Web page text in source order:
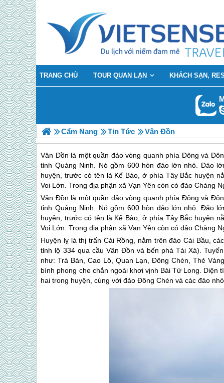
TRANG CHỦ TOUR QUAN LẠN KHÁCH SẠN,
Cẩm Nang Tin Tức Vân Đồn
Vân Đồn là một quần đảo vòng quanh phía Đông và
tỉnh Quảng Ninh. Nó gồm 600 hòn đảo lớn nhỏ. Đảo
huyện, trước có tên là Kế Bào, ở phía Tây Bắc huyện
Voi Lớn. Trong địa phận xã Vạn Yên còn có đảo Chàng
Vân Đồn là một quần đảo vòng quanh phía Đông và
tỉnh Quảng Ninh. Nó gồm 600 hòn đảo lớn nhỏ. Đảo
huyện, trước có tên là Kế Bào, ở phía Tây Bắc huyện
Voi Lớn. Trong địa phận xã Vạn Yên còn có đảo Chàng
Huyện lỵ là thị trấn Cái Rồng, nằm trên đảo Cái Bầu,
tỉnh lộ 334 qua cầu Vân Đồn và bến phà Tài Xá).
như: Trà Bàn, Cao Lô, Quan Lạn, Đông Chén, Thẻ
bình phong che chắn ngoài khơi vịnh Bái Tử Long. Diện
hai trong huyện, cùng với đảo Đông Chén và các đảo